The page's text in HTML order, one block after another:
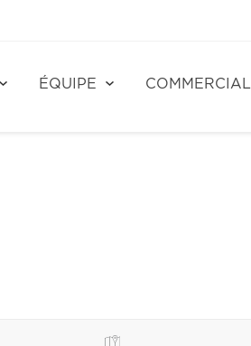
ÉQUIPE COMMERCIAL